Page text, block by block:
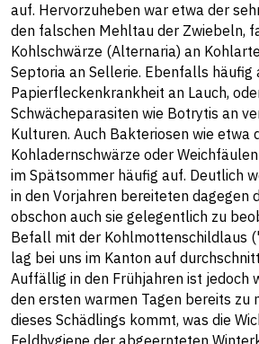
auf. Hervorzuheben war etwa der
den falschen Mehltau der Zwiebeln,
Kohlschwärze (Alternaria) an
Septoria an Sellerie. Ebenfalls
Papierfleckenkrankheit an Lauch,
Schwächeparasiten wie Botrytis an
Kulturen. Auch Bakteriosen wie etwa
Kohladernschwärze oder
im Spätsommer häufig auf. Deutlich
in den Vorjahren bereiteten dagegen
obschon auch sie gelegentlich zu
Befall mit der Kohlmottenschildlaus
lag bei uns im Kanton auf
Auffällig in den Frühjahren ist jedoch
den ersten warmen Tagen bereits zu
dieses Schädlings kommt, was die